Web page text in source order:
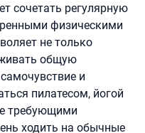
сочетать регулярную
физическими
не только
общую
и
пилатесом, йогой
требующими
ходить на обычные